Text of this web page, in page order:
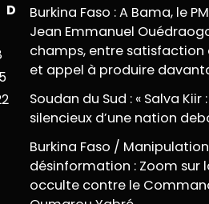
D
Burkina Faso : A Bama, le
Jean Emmanuel
champs, entre satisfaction
et appel à produire
Soudan du Sud : « Salva
silencieux d’une nation
Burkina Faso /
désinformation : Zoom sur
occulte contre le